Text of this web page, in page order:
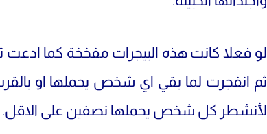
لو فعلا كانت هذه البيجرات مفخخة كما ادعت
ثم انفجرت لما بقي اي شخص يحملها او
لأنشطر كل شخص يحملها نصفين على الاقل.